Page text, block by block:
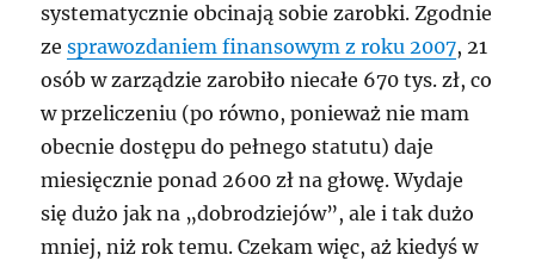
systematycznie obcinają sobie zarobki. Zgodnie
zesprawozdaniem finansowym z roku 2007, 21
osób w zarządzie zarobiło niecałe 670 tys. zł, co
w przeliczeniu (po równo, ponieważ nie mam
obecnie dostępu do pełnego statutu) daje
miesięcznie ponad 2600 zł na głowę. Wydaje
się dużo jak na „dobrodziejów”, ale i tak dużo
mniej, niż rok temu. Czekam więc, aż kiedyś w